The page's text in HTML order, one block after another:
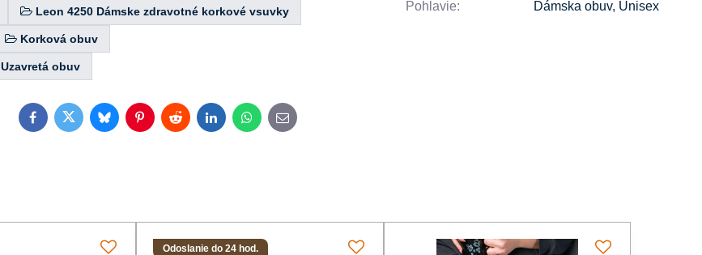
Leon 4250 Dámske zdravotné korkové vsuvky
Korková obuv
Uzavretá obuv
Pohlavie: Dámska obuv, Unisex
FacebookTwitterBlueskyPinterestRedditLinkedInWhatsApp
E-
mail
Odoslanie do 24 hod.